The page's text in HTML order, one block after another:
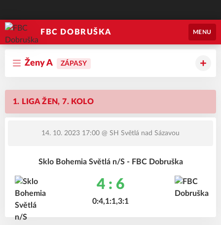
FBC DOBRUŠKA MENU
Ženy A ZÁPASY
1. LIGA ŽEN, 7. KOLO
14. 10. 2023 17:00 @ SH Světlá nad Sázavou
Sklo Bohemia Světlá n/S - FBC Dobruška
4 : 6
0:4,1:1,3:1